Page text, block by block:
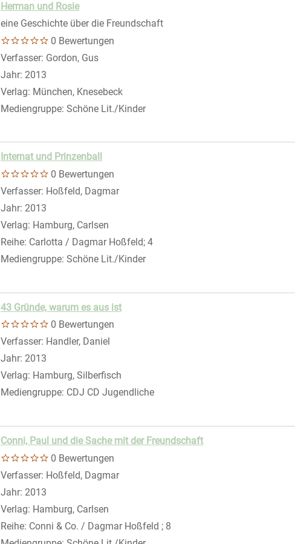
Herman und Rosie
eine Geschichte über die Freundschaft
0 Bewertungen
Verfasser: Gordon, Gus
Jahr: 2013
Verlag: München, Knesebeck
Mediengruppe: Schöne Lit./Kinder
Internat und Prinzenball
0 Bewertungen
Verfasser: Hoßfeld, DagmarSuche nach diesem Verfasser
Jahr: 2013
Verlag: Hamburg, Carlsen
Reihe: Carlotta / Dagmar Hoßfeld; 4
Mediengruppe: Schöne Lit./Kinder
43 Gründe, warum es aus ist
0 Bewertungen
Verfasser: Handler, Daniel
Jahr: 2013
Verlag: Hamburg, Silberfisch
Mediengruppe: CDJ CD Jugendliche
Conni, Paul und die Sache mit der Freundschaft
0 Bewertungen
Verfasser: Hoßfeld, DagmarSuche nach diesem Verfasser
Jahr: 2013
Verlag: Hamburg, Carlsen
Reihe: Conni & Co. / Dagmar Hoßfeld ; 8